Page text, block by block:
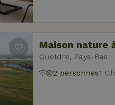
Maison nature
Gueldre, Pays-Bas
2 personnes1